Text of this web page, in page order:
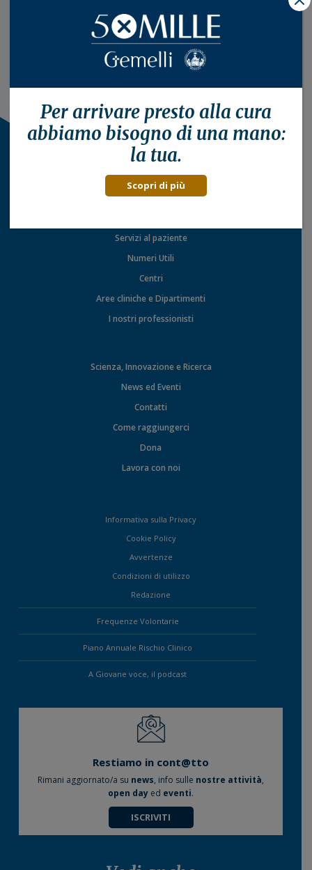
Servizi al paziente
Numeri Utili
Centri
Aree cliniche e Dipartimenti
I nostri professionisti
Scienza, Innovazione e Ricerca
News ed Eventi
Contatti
Come raggiungerci
Dona
Lavora con noi
Informativa sulla Privacy
Cookie Policy
Avvertenze
Condizioni di utilizzo
Redazione
Frequenze Volontarie
Piano Annuale Rischio Clinico
A Giovane voce, il podcast
Restiamo in cont@tto
Rimani aggiornato/a su news, info sulle nostre attività,
open day ed eventi.
ISCRIVITI
Per arrivare presto alla cura
abbiamo bisogno di una mano:
la tua.
Scopri di più